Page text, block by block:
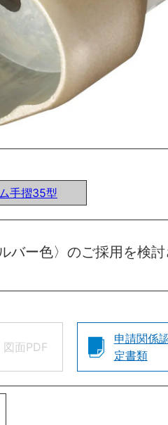
手摺35型
色〉のご採用を検討
図面PDF
申請関係
定書類